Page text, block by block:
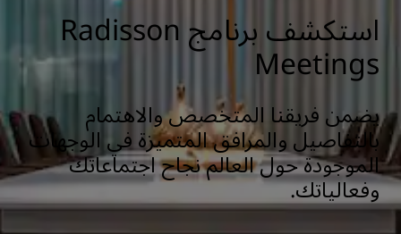
استكشف برنامج Radisson
Meetings
يضمن فريقنا المتخصص والاهتمام
بالتفاصيل والمرافق المتميزة في الوجهات
الموجودة حول العالم نجاح اجتماعاتك
وفعالياتك.